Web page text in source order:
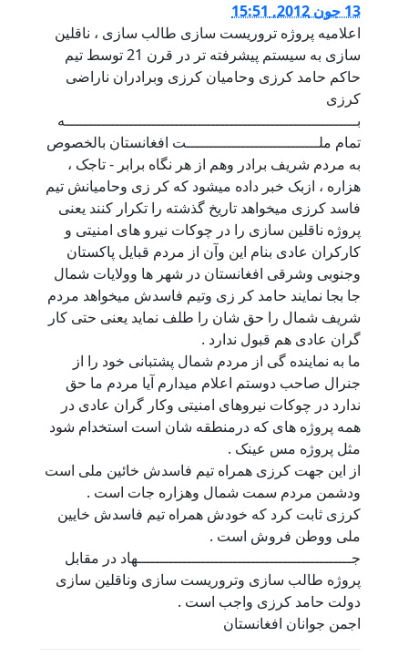
13 جون 2012, 15:51
اعلامیه پروژه تروریست سازی طالب سازی ، ناقلین
سازی به سیستم پیشرفته تر در قرن 21 توسط تیم
حاکم حامد کرزی وحامیان کرزی وبرادران ناراضی
کرزی
بــــــــــــــــــــــــــــــــــــــــــــــــــــــــــــــــه
تمام ملـــــــــــــــــــــــــــــت افغانستان بالخصوص
به مردم شریف برادر وهم از هر نگاه برابر - تاجک ،
هزاره ، ازبک خبر داده میشود که کر زی وحامیانش تیم
فاسد کرزی میخواهد تاریخ گذشته را تکرار کنند یعنی
پروژه ناقلین سازی را در چوکات نيرو هاى امنيتى و
كاركران عادى بنام این وآن از مردم قبایل پاکستان
وجنوبی وشرقی افغانستان در شهر ها وولایات شمال
جا بجا نمایند حامد کر زی وتیم فاسدش میخواهد مردم
شریف شمال را حق شان را طلف نماید یعنی حتی کار
گران عادی هم قبول ندارد .
ما به نماینده گی از مردم شمال پشتبانی خود را از
جنرال صاحب دوستم اعلام میدارم آیا مردم ما حق
ندارد در چوکات نیروهای امنیتی وکار گران عادی در
همه پروژه های که درمنطقه شان است استخدام شود
مثل پروژه مس عینک .
از این جهت کرزی همراه تیم فاسدش خائین ملی است
ودشمن مردم سمت شمال وهزاره جات است .
کرزی ثابت کرد که خودش همراه تیم فاسدش خایین
ملی ووطن فروش است .
جـــــــــــــــــــــــــــــــــــــــــــــــهاد در مقابل
پروژه طالب سازی وتروریست سازی وناقلین سازی
دولت حامد کرزی واجب است .
اجمن جوانان افغانستان